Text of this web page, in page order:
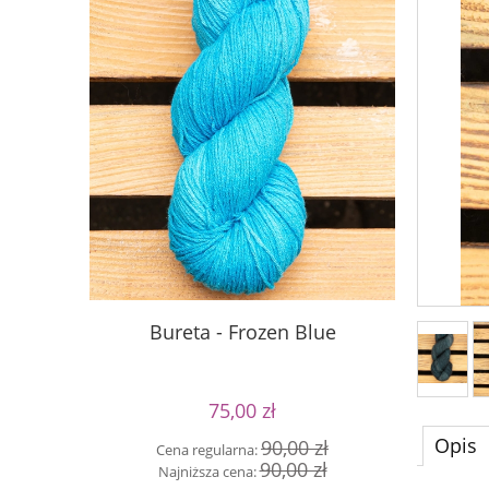
Bureta - Frozen Blue
75,00 zł
Cena regularna:90,00 zł
Najniższa cena:90,00 zł
Opis